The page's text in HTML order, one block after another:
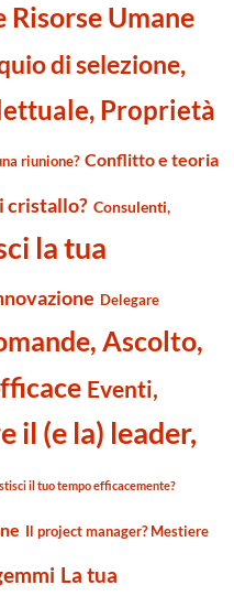
Risorse Umane
di selezione,
Proprietà
riunione? Conflitto e teoria
cristallo? Consulenti,
la tua
Delegare
Ascolto,
Eventi,
il (e la) leader,
il tuo tempo efficacemente?
Il project manager? Mestiere
La tua